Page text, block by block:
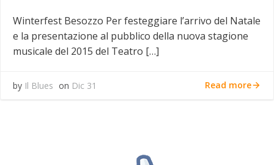
Winterfest Besozzo Per festeggiare l’arrivo del Natale
e la presentazione al pubblico della nuova stagione
musicale del 2015 del Teatro […]
by Il Blues on Dic 31 Read more